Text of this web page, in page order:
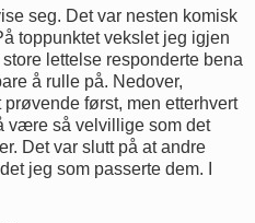
seg. Det var nesten komisk
toppunktet vekslet jeg igjen
lettelse responderte bena
å rulle på. Nedover,
først, men etterhvert
være så velvillige som det
Det var slutt på at andre
jeg som passerte dem. I